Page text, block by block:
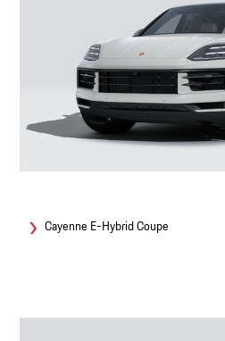
Cayenne E-Hybrid Coupe